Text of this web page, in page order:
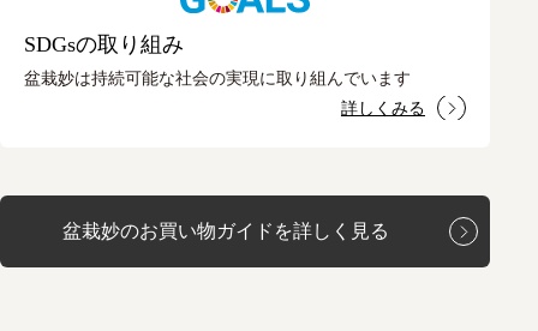
SDGsの取り組み
盆栽妙は持続可能な社会の実現に取り組んでいます
詳しくみる
盆栽妙のお買い物ガイドを詳しく見る